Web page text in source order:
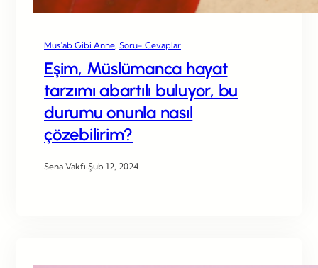
Mus’ab Gibi Anne Soru- Cevaplar
Eşim, Müslümanca hayat
tarzımı abartılı buluyor, bu
durumu onunla nasıl
çözebilirim?
Sena Vakfı·Şub 12, 2024